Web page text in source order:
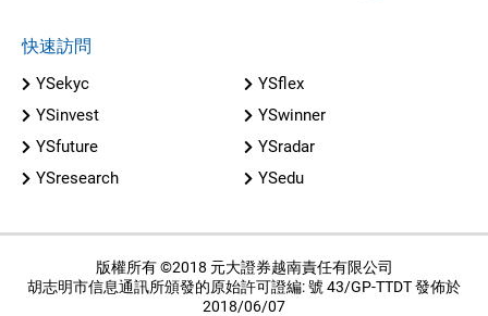
快速訪問
YSekyc
YSflex
YSinvest
YSwinner
YSfuture
YSradar
YSresearch
YSedu
版權所有 ©2018 元大證券越南責任有限公司
胡志明市信息通訊所頒發的原始許可證編: 號 43/GP-TTDT 發佈於
2018/06/07